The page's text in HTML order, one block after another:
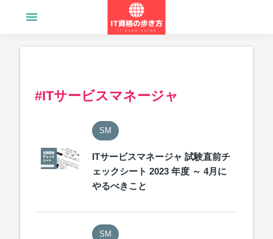
menu
#ITサービスマネージャ
SM
ITサービスマネージャ 試験直前チ
ェックシート 2023 年度 ～ 4月に
やるべきこと
SM